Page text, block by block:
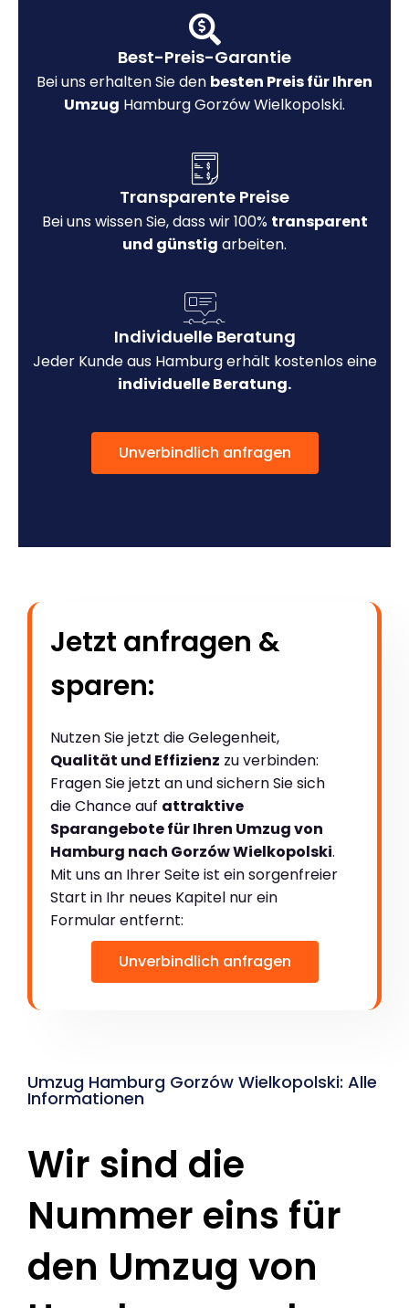
Best-Preis-Garantie
Bei uns erhalten Sie den besten Preis für Ihren
Umzug Hamburg Gorzów Wielkopolski.
Transparente Preise
Bei uns wissen Sie, dass wir 100% transparent
und günstig arbeiten.
Individuelle Beratung
Jeder Kunde aus Hamburg erhält kostenlos eine
individuelle Beratung.
Unverbindlich anfragen
Jetzt anfragen &
sparen:
Nutzen Sie jetzt die Gelegenheit,
Qualität und Effizienz zu verbinden:
Fragen Sie jetzt an und sichern Sie sich
die Chance auf attraktive
Sparangebote für Ihren Umzug von
Hamburg nach Gorzów Wielkopolski.
Mit uns an Ihrer Seite ist ein sorgenfreier
Start in Ihr neues Kapitel nur ein
Formular entfernt:
Unverbindlich anfragen
Umzug Hamburg Gorzów Wielkopolski: Alle
Informationen
Wir sind die
Nummer eins für
den Umzug von